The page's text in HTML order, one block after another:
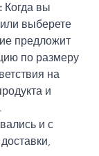
Когда вы
выберете
предложит
по размеру
на
и
и с